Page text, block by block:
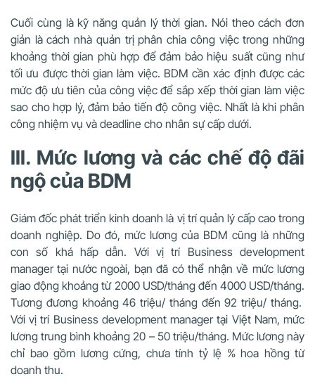
Cuối cùng là kỹ năng quản lý thời gian. Nói theo cách đơn
giản là cách nhà quản trị phân chia công việc trong những
khoảng thời gian phù hợp để đảm bảo hiệu suất cũng như
tối ưu được thời gian làm việc. BDM cần xác định được các
mức độ ưu tiên của công việc để sắp xếp thời gian làm việc
sao cho hợp lý, đảm bảo tiến độ công việc. Nhất là khi phân
công nhiệm vụ và deadline cho nhân sự cấp dưới.
III. Mức lương và các chế độ đãi
ngộ của BDM
Giám đốc phát triển kinh doanh là vị trí quản lý cấp cao trong
doanh nghiệp. Do đó, mức lương của BDM cũng là những
con số khá hấp dẫn. Với vị trí Business development
manager tại nước ngoài, bạn đã có thể nhận về mức lương
giao động khoảng từ 2000 USD/tháng đến 4000 USD/tháng.
Tương đương khoảng 46 triệu/ tháng đến 92 triệu/ tháng.
Với vị trí Business development manager tại Việt Nam, mức
lương trung bình khoảng 20 – 50 triệu/tháng. Mức lương này
chỉ bao gồm lương cứng, chưa tính tỷ lệ % hoa hồng từ
doanh thu.